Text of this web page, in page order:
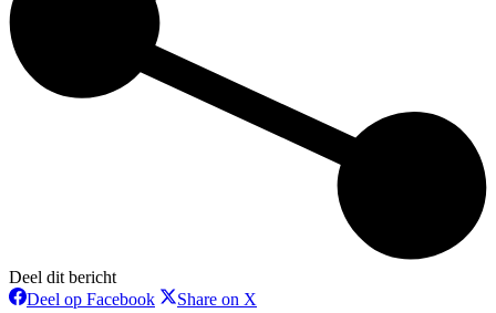
Deel dit bericht
Deel op FacebookDeelShare on X